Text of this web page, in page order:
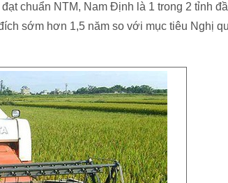
chuẩn NTM, Nam Định là 1 trong 2 tỉnh
sớm hơn 1,5 năm so với mục tiêu Nghị